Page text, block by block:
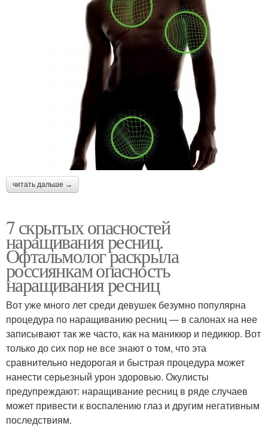
читать дальше →
7 скрытых опасностей
наращивания ресниц.
Офтальмолог раскрыла
россиянкам опасность
наращивания ресниц
Вот уже много лет среди девушек безумно популярна
процедура по наращиванию ресниц — в салонах на нее
записывают так же часто, как на маникюр и педикюр. Вот
только до сих пор не все знают о том, что эта
сравнительно недорогая и быстрая процедура может
нанести серьезный урон здоровью. Окулисты
предупреждают: наращивание ресниц в ряде случаев
может привести к воспалению глаз и другим негативным
последствиям.